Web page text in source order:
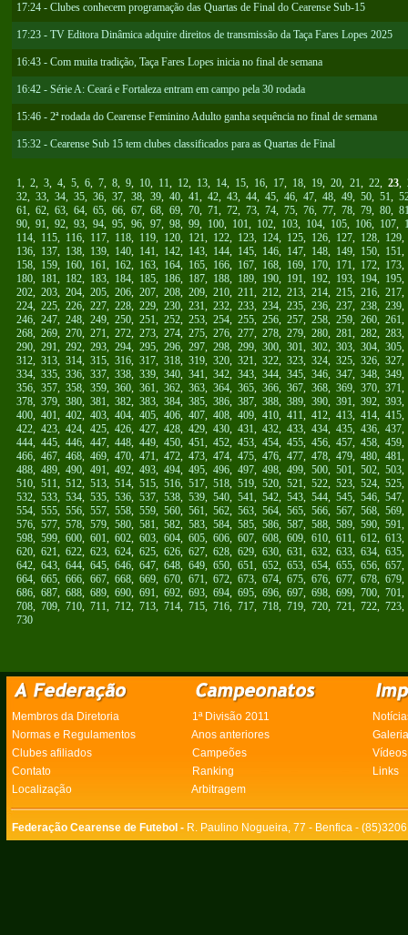
17:24 - Clubes conhecem programação das Quartas de Final do Cearense Sub-15
17:23 - TV Editora Dinâmica adquire direitos de transmissão da Taça Fares Lopes 2025
16:43 - Com muita tradição, Taça Fares Lopes inicia no final de semana
16:42 - Série A: Ceará e Fortaleza entram em campo pela 30 rodada
15:46 - 2ª rodada do Cearense Feminino Adulto ganha sequência no final de semana
15:32 - Cearense Sub 15 tem clubes classificados para as Quartas de Final
1, 2, 3, 4, 5, 6, 7, 8, 9, 10, 11, 12, 13, 14, 15, 16, 17, 18, 19, 20, 21, 22, 23,
32, 33, 34, 35, 36, 37, 38, 39, 40, 41, 42, 43, 44, 45, 46, 47, 48, 49, 50, 51,
61, 62, 63, 64, 65, 66, 67, 68, 69, 70, 71, 72, 73, 74, 75, 76, 77, 78, 79, 80,
90, 91, 92, 93, 94, 95, 96, 97, 98, 99, 100, 101, 102, 103, 104, 105, 106, 107,
114, 115, 116, 117, 118, 119, 120, 121, 122, 123, 124, 125, 126, 127, 128, 129
136, 137, 138, 139, 140, 141, 142, 143, 144, 145, 146, 147, 148, 149, 150, 151
158, 159, 160, 161, 162, 163, 164, 165, 166, 167, 168, 169, 170, 171, 172, 173
180, 181, 182, 183, 184, 185, 186, 187, 188, 189, 190, 191, 192, 193, 194, 195
202, 203, 204, 205, 206, 207, 208, 209, 210, 211, 212, 213, 214, 215, 216, 217
224, 225, 226, 227, 228, 229, 230, 231, 232, 233, 234, 235, 236, 237, 238, 239
246, 247, 248, 249, 250, 251, 252, 253, 254, 255, 256, 257, 258, 259, 260, 261
268, 269, 270, 271, 272, 273, 274, 275, 276, 277, 278, 279, 280, 281, 282, 283
290, 291, 292, 293, 294, 295, 296, 297, 298, 299, 300, 301, 302, 303, 304, 305
312, 313, 314, 315, 316, 317, 318, 319, 320, 321, 322, 323, 324, 325, 326, 327
334, 335, 336, 337, 338, 339, 340, 341, 342, 343, 344, 345, 346, 347, 348, 349
356, 357, 358, 359, 360, 361, 362, 363, 364, 365, 366, 367, 368, 369, 370, 371
378, 379, 380, 381, 382, 383, 384, 385, 386, 387, 388, 389, 390, 391, 392, 393
400, 401, 402, 403, 404, 405, 406, 407, 408, 409, 410, 411, 412, 413, 414, 415
422, 423, 424, 425, 426, 427, 428, 429, 430, 431, 432, 433, 434, 435, 436, 437
444, 445, 446, 447, 448, 449, 450, 451, 452, 453, 454, 455, 456, 457, 458, 459
466, 467, 468, 469, 470, 471, 472, 473, 474, 475, 476, 477, 478, 479, 480, 481
488, 489, 490, 491, 492, 493, 494, 495, 496, 497, 498, 499, 500, 501, 502, 503
510, 511, 512, 513, 514, 515, 516, 517, 518, 519, 520, 521, 522, 523, 524, 525
532, 533, 534, 535, 536, 537, 538, 539, 540, 541, 542, 543, 544, 545, 546, 547
554, 555, 556, 557, 558, 559, 560, 561, 562, 563, 564, 565, 566, 567, 568, 569
576, 577, 578, 579, 580, 581, 582, 583, 584, 585, 586, 587, 588, 589, 590, 591
598, 599, 600, 601, 602, 603, 604, 605, 606, 607, 608, 609, 610, 611, 612, 613
620, 621, 622, 623, 624, 625, 626, 627, 628, 629, 630, 631, 632, 633, 634, 635
642, 643, 644, 645, 646, 647, 648, 649, 650, 651, 652, 653, 654, 655, 656, 657
664, 665, 666, 667, 668, 669, 670, 671, 672, 673, 674, 675, 676, 677, 678, 679
686, 687, 688, 689, 690, 691, 692, 693, 694, 695, 696, 697, 698, 699, 700, 701
708, 709, 710, 711, 712, 713, 714, 715, 716, 717, 718, 719, 720, 721, 722, 723
730
Membros da Diretoria 1ª Divisão 2011
Normas e Regulamentos
Anos anteriores
Clubes afiliados
Campeões
Vídeos
Contato
Ranking
Links
Localização
Arbitragem
Federação Cearense de Futebol - R. Paulino Nogueira, 77 - Benfica -